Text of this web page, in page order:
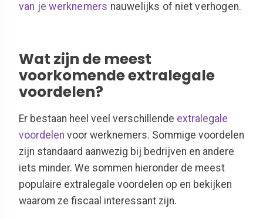
van je werknemers nauwelijks of niet verhogen.
Wat zijn de meest
voorkomende extralegale
voordelen?
Er bestaan heel veel verschillende extralegale
voordelen voor werknemers. Sommige voordelen
zijn standaard aanwezig bij bedrijven en andere
iets minder. We sommen hieronder de meest
populaire extralegale voordelen op en bekijken
waarom ze fiscaal interessant zijn.